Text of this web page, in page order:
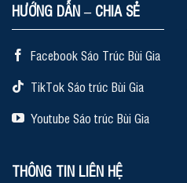
HƯỚNG DẪN – CHIA SẺ
Facebook Sáo Trúc Bùi Gia
TikTok Sáo trúc Bùi Gia
Youtube Sáo trúc Bùi Gia
THÔNG TIN LIÊN HỆ